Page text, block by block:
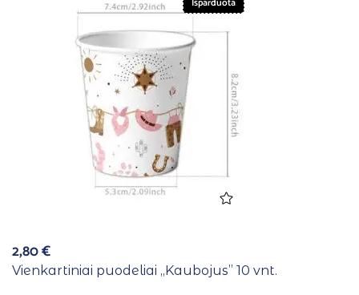
2,80€
Vienkartiniai puodeliai ,,Kaubojus” 10 vnt.